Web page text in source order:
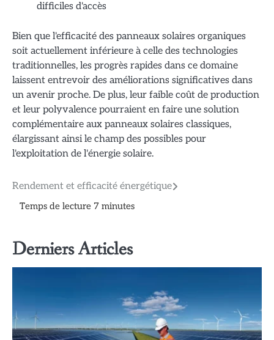
difficiles d'accès
Bien que l'efficacité des panneaux solaires organiques
soit actuellement inférieure à celle des technologies
traditionnelles, les progrès rapides dans ce domaine
laissent entrevoir des améliorations significatives dans
un avenir proche. De plus, leur faible coût de production
et leur polyvalence pourraient en faire une solution
complémentaire aux panneaux solaires classiques,
élargissant ainsi le champ des possibles pour
l'exploitation de l'énergie solaire.
Navigation
de
Rendement et efficacité énergétique
Derniers Articles